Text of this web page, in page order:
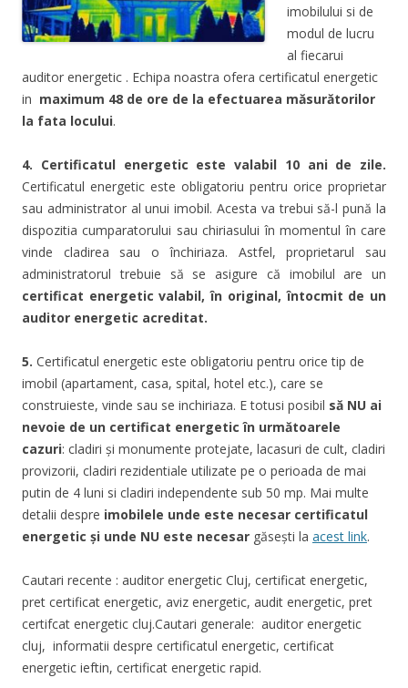
imobilului si de
modul de lucru
al fiecarui
auditor energetic . Echipa noastra ofera certificatul energetic
in maximum 48 de ore de la efectuarea măsurătorilor
la fata locului.
4. Certificatul energetic este valabil 10 ani de zile.
Certificatul energetic este obligatoriu pentru orice proprietar
sau administrator al unui imobil. Acesta va trebui să-l pună la
dispozitia cumparatorului sau chiriasului în momentul în care
vinde cladirea sau o închiriaza. Astfel, proprietarul sau
administratorul trebuie să se asigure că imobilul are un
certificat energetic valabil, în original, întocmit de un
auditor energetic acreditat.
5. Certificatul energetic este obligatoriu pentru orice tip de
imobil (apartament, casa, spital, hotel etc.), care se
construieste, vinde sau se inchiriaza. E totusi posibil să NU ai
nevoie de un certificat energetic în următoarele
cazuri: cladiri şi monumente protejate, lacasuri de cult, cladiri
provizorii, cladiri rezidentiale utilizate pe o perioada de mai
putin de 4 luni si cladiri independente sub 50 mp. Mai multe
detalii despre imobilele unde este necesar certificatul
energetic şi unde NU este necesar găseşti la acest link.
Cautari recente : auditor energetic Cluj, certificat energetic,
pret certificat energetic, aviz energetic, audit energetic, pret
certifcat energetic cluj.Cautari generale: auditor energetic
cluj, informatii despre certificatul energetic, certificat
energetic ieftin, certificat energetic rapid.